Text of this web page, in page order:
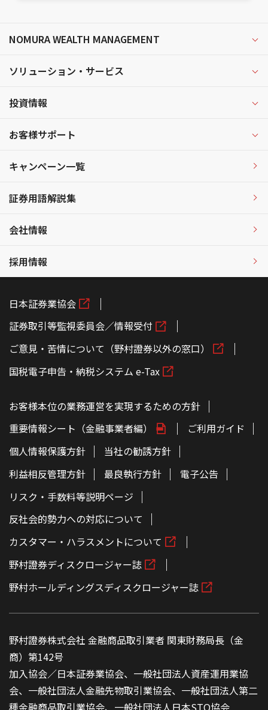
NOMURA WEALTH MANAGEMENT
ソリューション・サービス
投資情報
お客様サポート
キャンペーン一覧
証券用語解説集
会社情報
採用情報
日本証券業協会
証券取引等監視委員会／情報受付
ご意見・苦情について（野村證券以外の窓口）
国税電子申告・納税システム e-Tax
お客様本位の業務運営を実現するための方針
重要情報シート（金融事業者編）
ご利用ガイド
個人情報保護方針
当社の勧誘方針
利益相反管理方針
最良執行方針
電子公告
リスク・手数料等説明ページ
反社会的勢力への対応について
カスタマー・ハラスメントについて
野村證券ディスクロージャー誌
野村ホールディングスディスクロージャー誌
野村證券株式会社 金融商品取引業者 関東財務局長（金
商）第142号
加入協会／日本証券業協会、一般社団法人資産運用業協
会、一般社団法人金融先物取引業協会、一般社団法人第二